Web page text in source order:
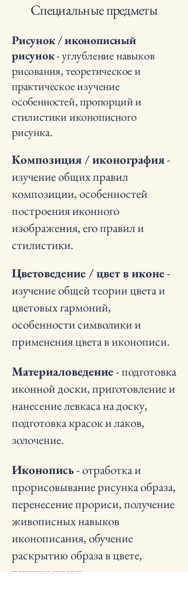
Специальные предметы
Рисунок / иконописный
рисунок- углубление навыков
рисования, теоретическое и
практическое изучение
особенностей, пропорций и
стилистики иконописного
рисунка.
Композиция / иконография-
изучение общих правил
композиции, особенностей
построения иконного
изображения, его правил и
стилистики.
Цветоведение / цвет в иконе-
изучение общей теории цвета и
цветовых гармоний,
особенности символики и
применения цвета в иконописи.
Материаловедение- подготовка
иконной доски, приготовление и
нанесение левкаса на доску,
подготовка красок и лаков,
золочение.
Иконопись- отработка и
прорисовывание рисунка образа,
перенесение прориси, получение
живописных навыков
иконописания, обучение
раскрытию образа в цвете,
техника плави.